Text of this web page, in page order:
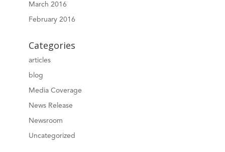
March 2016
February 2016
Categories
articles
blog
Media Coverage
News Release
Newsroom
Uncategorized